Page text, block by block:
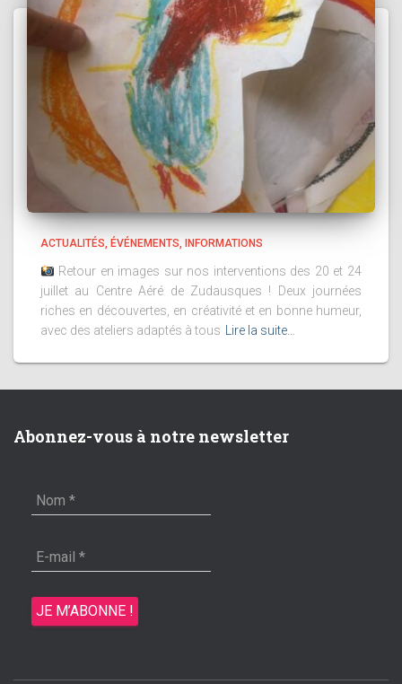
ACTUALITÉS ÉVÉNEMENTS INFORMATIONS
Retour en images sur nos interventions des 20 et 24
juillet au Centre Aéré de Zudausques ! Deux journées
riches en découvertes, en créativité et en bonne humeur,
avec des ateliers adaptés à tous Lire la suite…
Abonnez-vous à notre newsletter